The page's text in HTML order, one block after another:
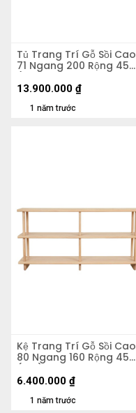
Tủ Trang Trí Gỗ Sồi Cao
71 Ngang 200 Rộng 45
(cm)
1 năm trước
13.900.000 ₫
Kệ Trang Trí Gỗ Sồi Cao
80 Ngang 160 Rộng 45
(cm)
1 năm trước
6.400.000 ₫